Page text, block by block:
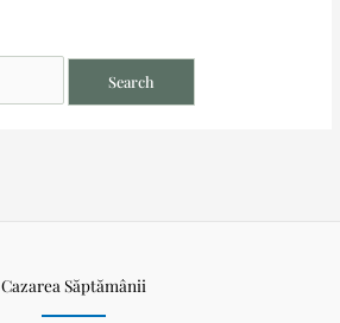
Cazarea Săptămânii